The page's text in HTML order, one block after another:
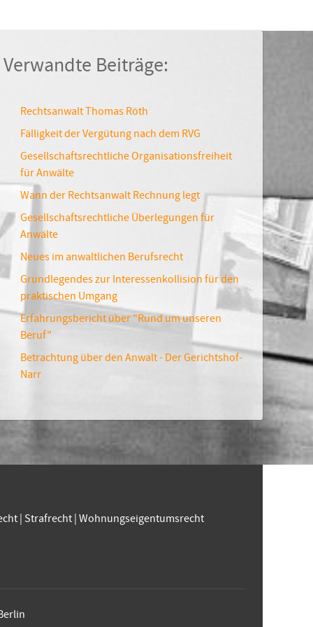
Verwandte Beiträge:
Rechtsanwalt Thomas Röth
Fälligkeit der Vergütung nach dem RVG
Gesellschaftsrechtliche Organisationsfreiheit
für Anwälte
Wann der Rechtsanwalt Rechnung legt
Gesellschaftsrechtliche Überlegungen für
Anwälte
Neues im anwaltlichen Berufsrecht
Grundlegendes zur Interessenkollision für den
praktischen Umgang
Erfahrungsbericht über "Rund um unseren
Beruf"
Betrachtung über den Anwalt - Der Gerichtshof-
Narr
Strafrecht Wohnungseigentumsrecht